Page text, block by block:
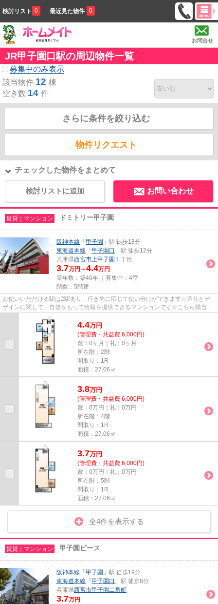
検討リスト 0 最近見た物件 0
お問合せ
JR甲子園口駅の周辺物件一覧
募集中のみ表示
該当物件 12 棟
空き数 14 件
さらに条件を絞り込む
物件リクエスト
チェックした物件をまとめて
検討リストに追加 お問い合わせ
賃貸｜マンション ドミトリー甲子園
阪神本線 「 甲子園 」駅 徒歩18分
東海道本線 「 甲子園口 」駅 徒歩12分
兵庫県西宮市上甲子園 １丁目
3.7万円～4.4万円
築年数：築46年 ｜募集中： 4室
階数：5階建
お使いいただける駅は2駅あり、行き先に応じて使い分けができます☆造りとデ
ザインに関して、自信をもって情報を提供できるマンションです☆こちら陽当た
りの良好な物件です☆道が平坦だ...
4.4万円
(管理費・共益費 6,000円)
敷：0ヶ月｜礼：0ヶ月
所在階：2階
間取り：1R
面積：27.06㎡
3.8万円
(管理費・共益費 6,000円)
敷：0万円｜礼：0万円
所在階：4階
間取り：1R
面積：27.06㎡
3.7万円
(管理費・共益費 6,000円)
敷：0万円｜礼：0万円
所在階：5階
間取り：1R
面積：27.06㎡
全4件を表示する
賃貸｜マンション 甲子園ピース
阪神本線 「 甲子園 」駅 徒歩19分
東海道本線 「 甲子園口 」駅 徒歩8分
兵庫県西宮市甲子園二番町
3.7万円